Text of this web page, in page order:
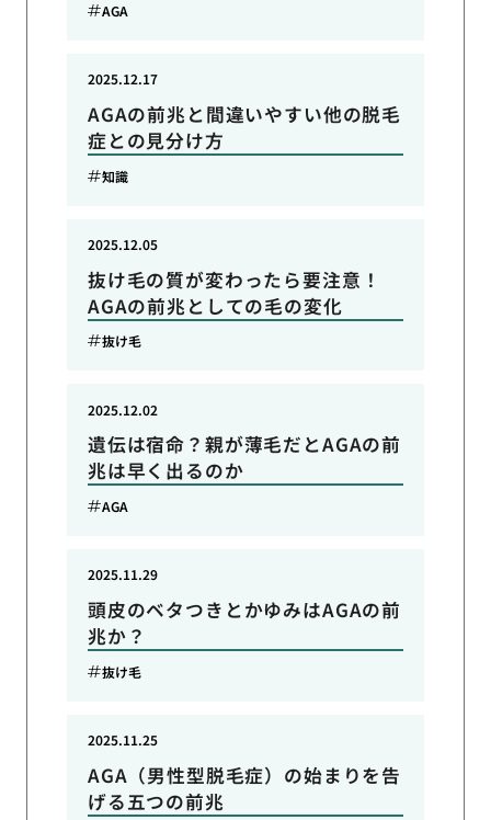
AGA
AGAの前兆と間違いやすい他の脱毛
症との見分け方
2025.12.17
知識
抜け毛の質が変わったら要注意！
AGAの前兆としての毛の変化
2025.12.05
抜け毛
遺伝は宿命？親が薄毛だとAGAの前
兆は早く出るのか
2025.12.02
AGA
頭皮のベタつきとかゆみはAGAの前
兆か？
2025.11.29
抜け毛
AGA（男性型脱毛症）の始まりを告
げる五つの前兆
2025.11.25